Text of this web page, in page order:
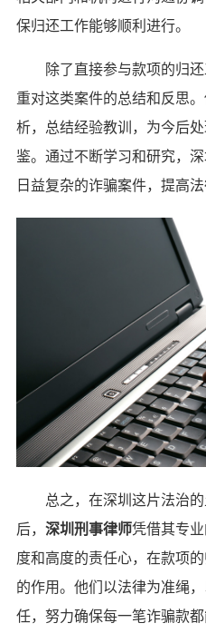
保归还工作能够顺利进行。
除了直接参与款项的归还
重对这类案件的总结和反思
析，总结经验教训，为今后
鉴。通过不断学习和研究，
日益复杂的诈骗案件，提高
总之，在深圳这片法治的
后， 深圳刑事律师凭借其专
度和高度的责任心，在款项
的作用。他们以法律为准绳
任，努力确保每一笔诈骗款